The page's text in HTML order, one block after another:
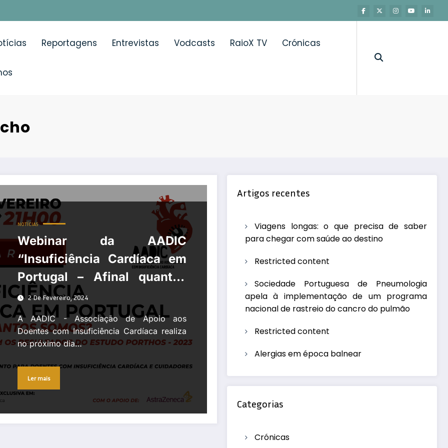
Reportagens Entrevistas Vodcasts RaioX TV Crónicas
– Afinal quantos somos?” pretende debater os resultados do estudo PORTHOS que revelaram um
NOTÍCIAS
Webinar da AADIC
“Insuficiência Cardíaca em
Portugal – Afinal quantos
somos?” pretende debater
os resultados do estudo
PORTHOS que revelaram um
aumento significativo da
prevalência desta doença na
população portuguesa
2 De Fevereiro, 2024
A AADIC - Associação de Apoio aos
Doentes com Insuficiência Cardíaca realiza
no próximo dia…
Ler mais
Artigos recentes
Viagens longas: o que precisa de saber
para chegar com saúde ao destino
Restricted content
Sociedade Portuguesa de Pneumologia
apela à implementação de um programa
nacional de rastreio do cancro do pulmão
Restricted content
Alergias em época balnear
Categorias
Crónicas